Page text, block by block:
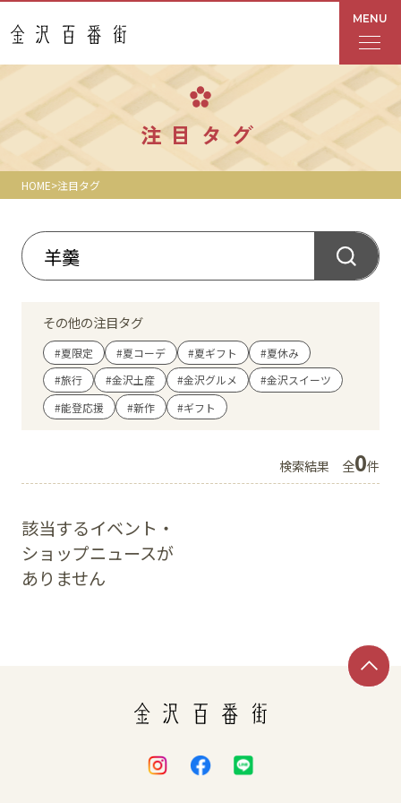
MENU
フロアガイド
あんと
Rinto
あんと西
レストラン・カフェ
ショップニュース
アクセス・パーキング
館内サービス
施設からのお知らせ
注目タグ
HOME 注目タグ
その他の注目タグ
#夏限定 #夏コーデ #夏ギフト
#夏休み
#旅行
#金沢土産 #金沢グルメ
#金沢スイーツ
#能登応援
#新作 #ギフト
検索結果 全0件
該当するイベント・
ショップニュースが
ありません